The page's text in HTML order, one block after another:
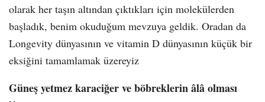
olarak her taşın altından çıktıkları için molekülerden
başladık, benim okuduğum mevzuya geldik. Oradan da
Longevity dünyasının ve vitamin D dünyasının küçük bir
eksiğini tamamlamak üzereyiz
Güneş yetmez karaciğer ve böbreklerin âlâ olması